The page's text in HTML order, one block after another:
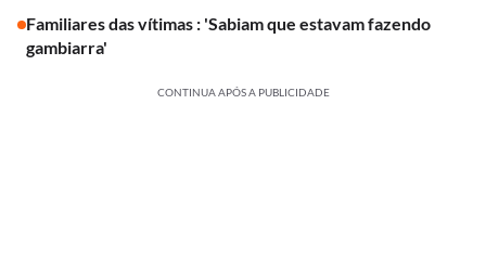
Familiares das vítimas : 'Sabiam que estavam fazendo
gambiarra'
CONTINUA APÓS A PUBLICIDADE